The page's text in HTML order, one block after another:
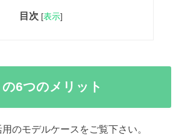
目次 [表示]
の6つのメリット
のモデルケースをご覧下さい。